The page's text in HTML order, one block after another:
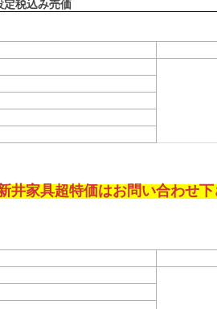
井家具超特価はお問い合わせ